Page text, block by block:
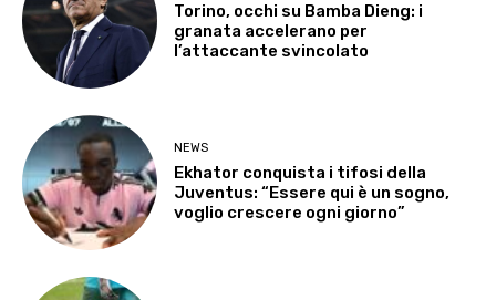
Torino, occhi su Bamba Dieng: i
granata accelerano per
l’attaccante svincolato
NEWS
Ekhator conquista i tifosi della
Juventus: “Essere qui è un sogno,
voglio crescere ogni giorno”